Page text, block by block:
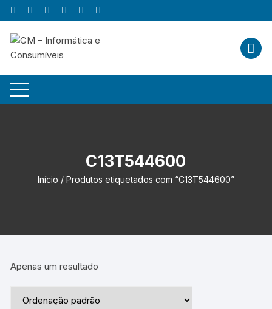
Skip
to
content
C13T544600
Início / Produtos etiquetados com “C13T544600”
Apenas um resultado